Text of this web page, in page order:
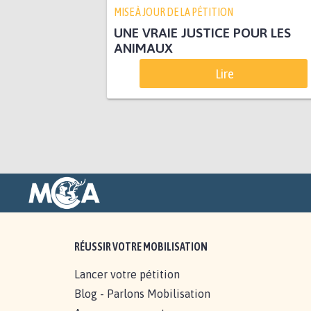
MISE À JOUR DE LA PÉTITION
UNE VRAIE JUSTICE POUR LES
ANIMAUX
Lire
RÉUSSIR VOTRE MOBILISATION
Lancer votre pétition
Blog - Parlons Mobilisation